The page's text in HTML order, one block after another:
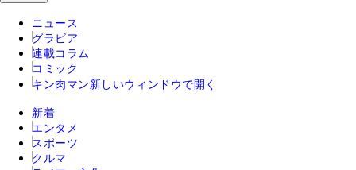
ニュース
グラビア
連載コラム
コミック
キン肉マン 新しいウィンドウで開く
新着
エンタメ
スポーツ
クルマ